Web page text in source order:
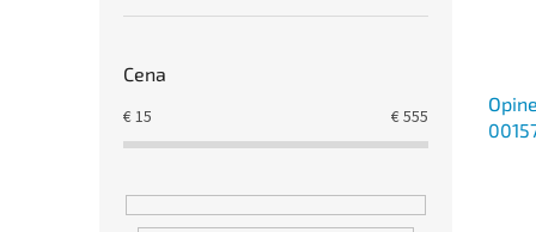
Cena
€15 €555